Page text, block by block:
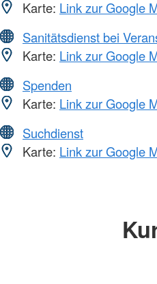
Karte: Link zur Google
Sanitätsdienst bei
Karte: Link zur Google
Spenden
Karte: Link zur Google
Suchdienst
Karte: Link zur Google